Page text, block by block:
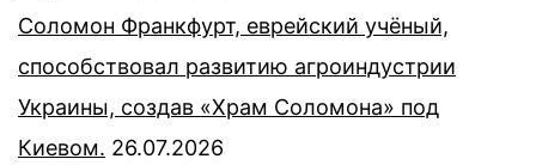
Соломон Франкфурт, еврейский учёный,
способствовал развитию агроиндустрии
Украины, создав «Храм Соломона» под
Киевом. 26.07.2026